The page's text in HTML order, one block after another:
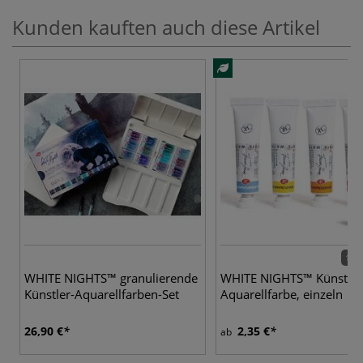
Kunden kauften auch diese Artikel
WHITE NIGHTS™ granulierende
Künstler-Aquarellfarben-Set
26,90 €
131
WHITE NIGHTS™
Aquarellfarbe, einzeln
ab 2,35 €